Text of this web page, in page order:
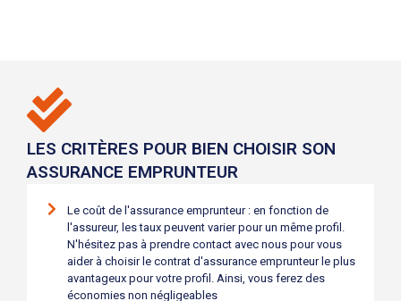
LES CRITÈRES POUR BIEN CHOISIR SON
ASSURANCE EMPRUNTEUR
Le coût de l'assurance emprunteur : en fonction de
l'assureur, les taux peuvent varier pour un même profil.
N'hésitez pas à prendre contact avec nous pour vous
aider à choisir le contrat d'assurance emprunteur le plus
avantageux pour votre profil. Ainsi, vous ferez des
économies non négligeables